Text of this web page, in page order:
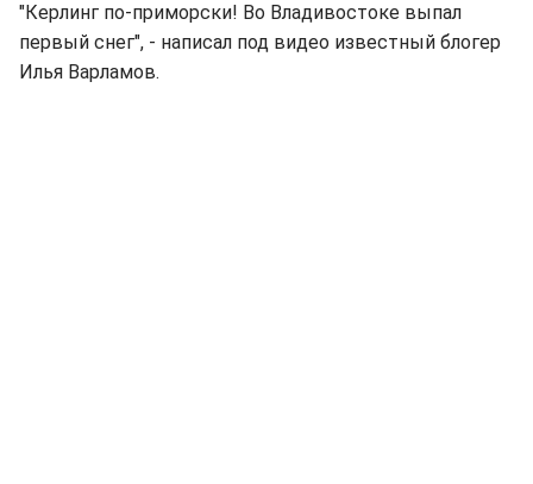
"Керлинг по-приморски! Во Владивостоке выпал
первый снег", - написал под видео известный блогер
Илья Варламов.